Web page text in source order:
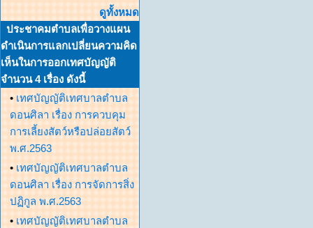
ดูทั้งหมด
ประชาคมตำบลเพื่อวางแผน
ดำเนินการแลกเปลี่ยนความคิด
เห็นในการออกเทศบัญญัติ
จำนวน 4 เรื่อง ดังนี้
• เทศบัญญัติเทศบาลตำบล
ดอนศิลา เรื่อง การควบคุม
การเลี้ยงสัตว์หรือปล่อยสัตว์
พ.ศ.2563
• เทศบัญญัติเทศบาลตำบล
ดอนศิลา เรื่อง การจัดการสิ่ง
ปฏิกูล พ.ศ.2563
• เทศบัญญัติเทศบาลตำบล